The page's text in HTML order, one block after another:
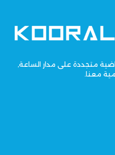
متجددة على مدار الساعة,
معنا.